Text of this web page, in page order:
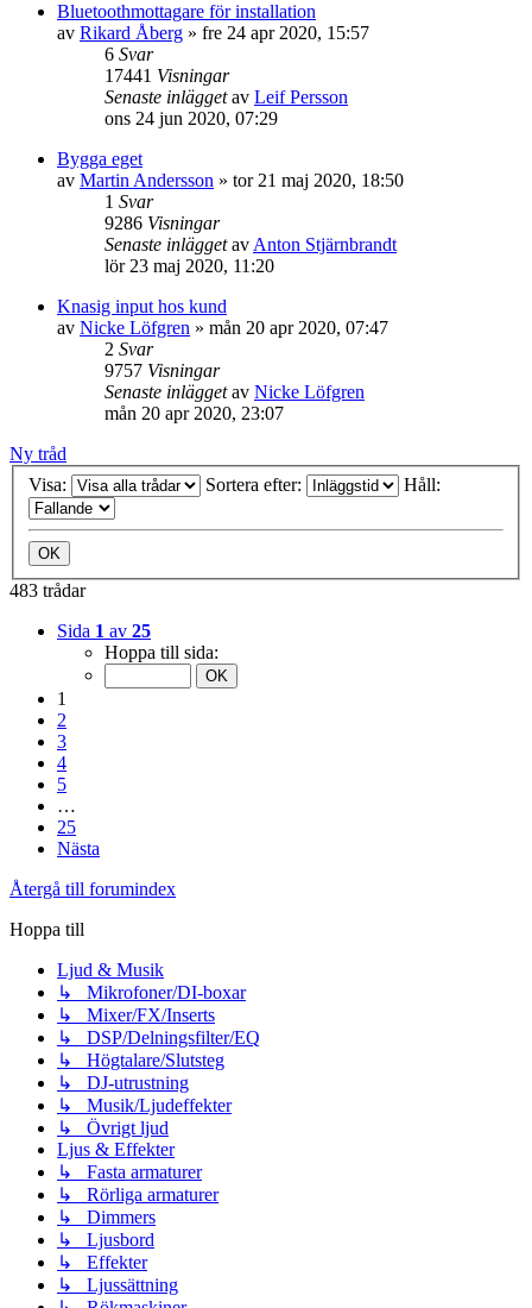
Bluetoothmottagare för installation
av Rikard Åberg » fre 24 apr 2020, 15:57
6 Svar
17441 Visningar
Senaste inläggetav Leif Persson
ons 24 jun 2020, 07:29
Bygga eget
av Martin Andersson » tor 21 maj 2020, 18:50
1 Svar
9286 Visningar
Senaste inläggetav Anton Stjärnbrandt
lör 23 maj 2020, 11:20
Knasig input hos kund
av Nicke Löfgren » mån 20 apr 2020, 07:47
2 Svar
9757 Visningar
Senaste inläggetav Nicke Löfgren
mån 20 apr 2020, 23:07
Ny tråd
Visa:
Sortera efter: Håll:
483 trådar
Sida 1 av 25
Hoppa till sida:
1
2
3
4
5
…
25
Nästa
Återgå till forumindex
Hoppa till
Ljud & Musik
↳ Mikrofoner/DI-boxar
↳ Mixer/FX/Inserts
↳ DSP/Delningsfilter/EQ
↳ Högtalare/Slutsteg
↳ DJ-utrustning
↳ Musik/Ljudeffekter
↳ Övrigt ljud
Ljus & Effekter
↳ Fasta armaturer
↳ Rörliga armaturer
↳ Dimmers
↳ Ljusbord
↳ Effekter
↳ Ljussättning